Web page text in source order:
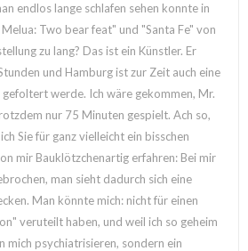
endlos lange schlafen sehen konnte in
Two bear feat" und "Santa Fe" von
zu lang? Das ist ein Künstler. Er
und Hamburg ist zur Zeit auch eine
werde. Ich wäre gekommen, Mr.
nur 75 Minuten gespielt. Ach so,
Sie für ganz vielleicht ein bisschen
mir Bauklötzchenartig erfahren: Bei mir
man sieht dadurch sich eine
Man könnte mich: nicht für einen
veruteilt haben, und weil ich so geheim
mich psychiatrisieren, sondern ein